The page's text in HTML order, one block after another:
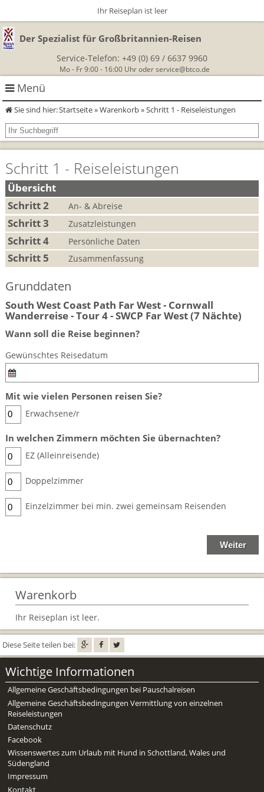
Der Spezialist für Großbritannien-Reisen
Service-Telefon: +49 (0) 69 / 6637 9960
Mo - Fr 9:00 - 16:00 Uhr oder service@btco.de
Menü
Rundreisen Großbritannien
Autorundreisen
Herzlich Willkommen
England
Schottland
Wales
Cornwall
Schottland
Wales
Minibustouren
Reisen durch Schottland per Minibus
Wanderurlaub
Geführte Wandertouren
Wandern in Cornwall
Wandern in England
Wandern in Schottland
Individualtouren
Wandern in Cornwall (South West Coast Path)
Wandern in England
Wandern in Schottland
Wandern in Wales
Themenreisen
Classic-Car-Reise durch Südengland
Für Outlander‑Fans: inspiriert durch die Highland Saga
Gartenreisen England
Großbritannientouren für Alleinreisende
Reisen mit Hund
Rosamunde Pilcher Reisen durch Cornwall und Südengland
Unsere Familienreisen
Allergikerreisen
BTCo
BTCo Überblick
News
Kontakt
FAQs
Ihre Reise
Anreise nach Großbritannien
Checkliste
Großbritannien - Facts & Figures
Großbritannien Urlaub mit Hund
Gutscheine - verschenken Sie eine Reise mit BTCo
Individuelle Familienreisen in Großbritannien
Links
Zimmer
Extras
Versicherungsschutz
Sie sind hier:Startseite»Warenkorb» Schritt 1 - Reiseleistungen
Ihr Reiseplan ist leer
Schritt 1 - Reiseleistungen
Übersicht
Schritt 2
An- & Abreise
Schritt 3 Zusatzleistungen
Schritt 4 Persönliche Daten
Schritt 5 Zusammenfassung
Grunddaten
South West Coast Path Far West - Cornwall
Wanderreise - Tour 4 - SWCP Far West (7 Nächte)
Wann soll die Reise beginnen?
Gewünschtes Reisedatum
Mit wie vielen Personen reisen Sie?
Erwachsene/r
In welchen Zimmern möchten Sie übernachten?
EZ (Alleinreisende)
Doppelzimmer
Einzelzimmer bei min. zwei gemeinsam Reisenden
Warenkorb
Ihr Reiseplan ist leer.
Diese Seite teilen bei:
Wichtige Informationen
Allgemeine Geschäftsbedingungen bei Pauschalreisen
Allgemeine Geschäftsbedingungen Vermittlung von einzelnen
Reiseleistungen
Datenschutz
Facebook
Wissenswertes zum Urlaub mit Hund in Schottland, Wales und
Südengland
Impressum
Kontakt